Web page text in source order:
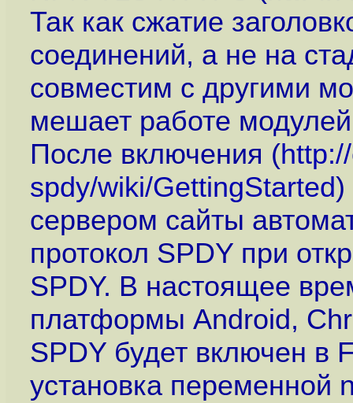
Так как сжатие
соединений, а не на
совместим с другими
мешает работе
После включения (
spdy/wiki/GettingStarted)
сервером сайты
протокол SPDY при
SPDY. В настоящее
платформы Android,
SPDY будет включен в
установка переменной